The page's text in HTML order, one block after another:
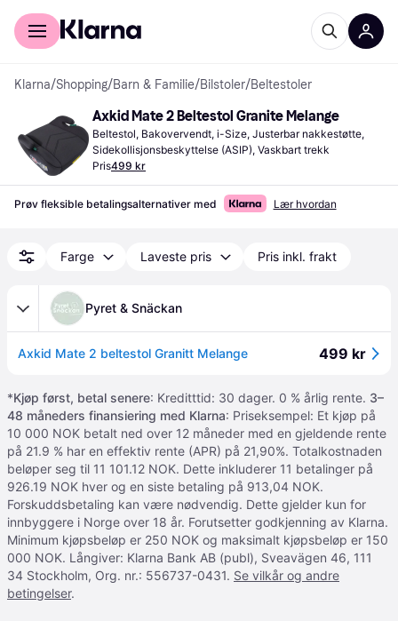
For kunder
Klarna/Shopping/Barn & Familie/Bilstoler/Beltestoler
Axkid Mate 2 Beltestol Granite Melange
Beltestol, Bakovervendt, i-Size, Justerbar nakkestøtte,
Sidekollisjonsbeskyttelse (ASIP), Vaskbart trekk
Pris499 kr
Prøv fleksible betalingsalternativer med Lær hvordan
Farge Laveste pris Pris inkl. frakt
Pyret & Snäckan
Axkid Mate 2 beltestol Granitt Melange 499 kr
*Kjøp først, betal senere: Kreditttid: 30 dager. 0 % årlig rente. 3–
48 måneders finansiering med Klarna: Priseksempel: Et kjøp på
10 000 NOK betalt ned over 12 måneder med en gjeldende rente
på 21.9 % har en effektiv rente (APR) på 21,90%. Totalkostnaden
beløper seg til 11 101.12 NOK. Dette inkluderer 11 betalinger på
926.19 NOK hver og en siste betaling på 913,04 NOK.
Forskuddsbetaling kan være nødvendig. Dette gjelder kun for
innbyggere i Norge over 18 år. Forutsetter godkjenning av Klarna.
Minimum kjøpsbeløp er 250 NOK og maksimalt kjøpsbeløp er 150
000 NOK. Långiver: Klarna Bank AB (publ), Sveavägen 46, 111
34 Stockholm, Org. nr.: 556737-0431. Se vilkår og andre
betingelser.